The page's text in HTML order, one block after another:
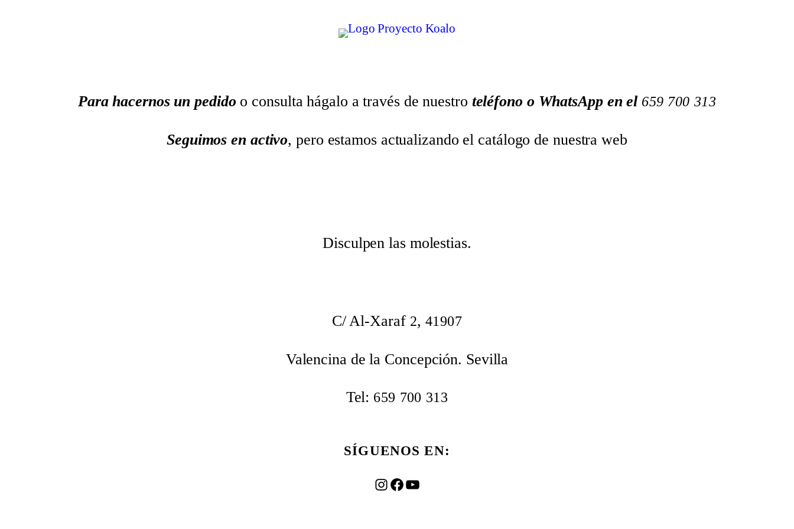
Para hacernos un pedido o consulta hágalo a través de nuestro teléfono o WhatsApp en el 659 700 313
Seguimos en activo, pero estamos actualizando el catálogo de nuestra web
Disculpen las molestias.
C/ Al-Xaraf 2, 41907
Valencina de la Concepción. Sevilla
Tel: 659 700 313
SÍGUENOS EN:
Instagram
Facebook
YouTube